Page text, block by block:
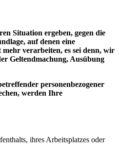
Situation ergeben, gegen die
auf denen eine
verarbeiten, es sei denn, wir
Geltendmachung, Ausübung
personenbezogener
werden Ihre
ihres Arbeitsplatzes oder